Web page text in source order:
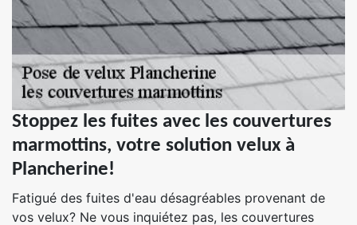
Stoppez les fuites avec les couvertures
marmottins, votre solution velux à
Plancherine!
Fatigué des fuites d'eau désagréables provenant de
vos velux? Ne vous inquiétez pas, les couvertures